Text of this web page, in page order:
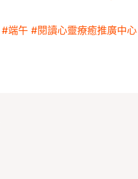
#端午 #閱讀心靈療癒推廣中心